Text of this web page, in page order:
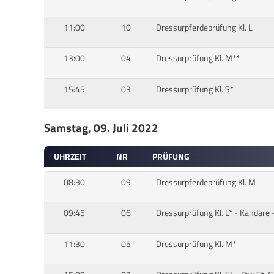
11:00 10 Dressurpferdeprüfung Kl. L
13:00 04 Dressurprüfung Kl. M**
15:45 03 Dressurprüfung Kl. S*
Samstag, 09. Juli 2022
UHRZEIT NR
PRÜFUNG
08:30
09 Dressurpferdeprüfung Kl. M
09:45 06 Dressurprüfung Kl. L* - Kandare
11:30 05 Dressurprüfung Kl. M*